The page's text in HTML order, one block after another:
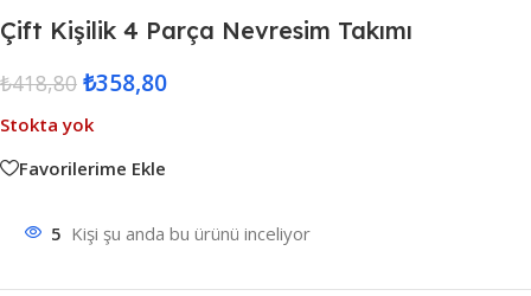
Çift Kişilik 4 Parça Nevresim Takımı
₺418,80 ₺358,80
Stokta yok
Favorilerime Ekle
5 Kişi şu anda bu ürünü inceliyor